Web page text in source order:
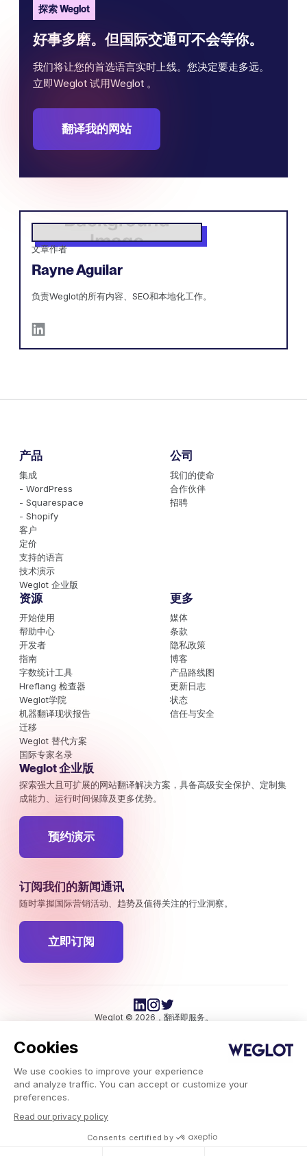
Cookies
We use cookies to improve your experience
and analyze traffic. You can accept or customize your
preferences.
Read our privacy policy
Consents certified by
探索 Weglot
好事多磨。但国际交通可不会等你。
我们将让您的首选语言实时上线。您决定要走多远。
立即Weglot 试用Weglot 。
翻译我的网站
文章作者
Rayne Aguilar
负责Weglot的所有内容、SEO和本地化工作。
产品
集成
- WordPress
- Squarespace
- Shopify
客户
定价
支持的语言
技术演示
Weglot 企业版
公司
我们的使命
合作伙伴
招聘
资源
开始使用
帮助中心
开发者
指南
字数统计工具
Hreflang 检查器
Weglot学院
机器翻译现状报告
迁移
Weglot 替代方案
国际专家名录
更多
媒体
条款
隐私政策
博客
产品路线图
更新日志
状态
信任与安全
Weglot 企业版
探索强大且可扩展的网站翻译解决方案，具备高级安全保护、定制集
成能力、运行时间保障及更多优势。
预约演示
订阅我们的新闻通讯
随时掌握国际营销活动、趋势及值得关注的行业洞察。
立即订阅
Weglot © 2026，翻译即服务。
博客